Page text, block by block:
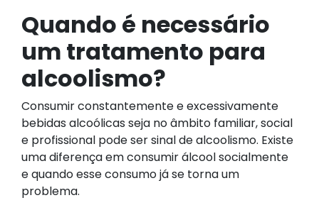
Quando é necessário
um tratamento para
alcoolismo?
Consumir constantemente e excessivamente
bebidas alcoólicas seja no âmbito familiar, social
e profissional pode ser sinal de alcoolismo. Existe
uma diferença em consumir álcool socialmente
e quando esse consumo já se torna um
problema.